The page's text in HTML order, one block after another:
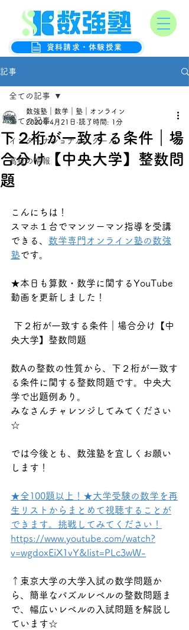
数強塾
オンライン数学克服塾
資料請求・体験授業
記事
全ての記事
インターナショナルスクール
高校の情報
全ての記事
下２桁が一致する条件｜場
合分け【中央大学】整数問
題
数強塾｜数学｜塾｜オンライン
2020年4月21日 読了時間: 1分
こんにちは！
スマホ１台でマンツーマン指導を受講
できる、 数学専門オンライン塾の数強
塾です。
★本日も算数・数学に関するYouTube
動画を更新しました！
央大学】整数問題
数Aの整数の性質から、下２桁が一致す
る条件に関する整数問題です。中央大
学で出題例あり。
みなさんチャレンジしてみてください
☆
では今後とも、数強塾を宜しくお願い
します！
★全100題以上！★大学受験の数学を再
生リストからまとめて視聴することが
できます。挑戦してみてください！
https://www.youtube.com/watch?
v=wgdoxEiX1vY&list=PLc3wW-
↑東京大学の大学入試の数学問題か
ら、簡単なパズルレベルの整数問題ま
で、幅広いレベルの入試問題を解説し
ています☆